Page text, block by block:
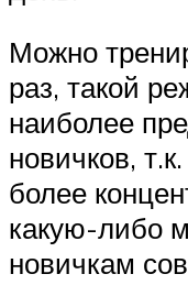
Можно
раз, такой
наиболее
новичков,
более
какую-либо
новичкам